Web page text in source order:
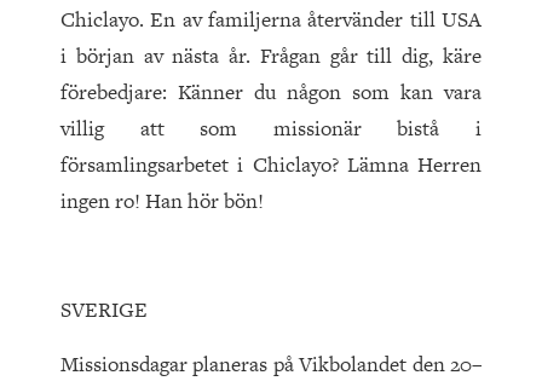
Chiclayo. En av familjerna återvänder till USA
i början av nästa år. Frågan går till dig, käre
förebedjare: Känner du någon som kan vara
villig att som missionär bistå i
församlingsarbetet i Chiclayo? Lämna Herren
ingen ro! Han hör bön!
SVERIGE
Missionsdagar planeras på Vikbolandet den 20–